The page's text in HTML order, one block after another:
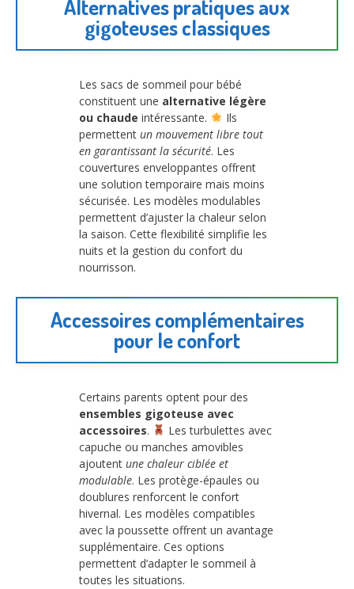
Alternatives pratiques aux
gigoteuses classiques
Les sacs de sommeil pour bébé
constituent une alternative légère
ou chaude intéressante.
Ils
permettent un mouvement libre tout
en garantissant la sécurité. Les
couvertures enveloppantes offrent
une solution temporaire mais moins
sécurisée. Les modèles modulables
permettent d’ajuster la chaleur selon
la saison. Cette flexibilité simplifie les
nuits et la gestion du confort du
nourrisson.
Accessoires complémentaires
pour le confort
Certains parents optent pour des
ensembles gigoteuse avec
accessoires.
Les turbulettes avec
capuche ou manches amovibles
ajoutent une chaleur ciblée et
modulable. Les protège-épaules ou
doublures renforcent le confort
hivernal. Les modèles compatibles
avec la poussette offrent un avantage
supplémentaire. Ces options
permettent d’adapter le sommeil à
toutes les situations.